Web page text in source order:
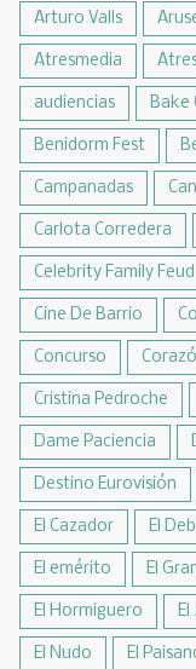
Arturo Valls
Atresmedia
audiencias Bake
Benidorm Fest
Campanadas
Carlota Corredera
Celebrity Family Feud
Cine De Barrio
Concurso
Cristina Pedroche
Dame Paciencia
Destino Eurovisión
El Cazador El
El emérito El
El Hormiguero El
El Nudo El